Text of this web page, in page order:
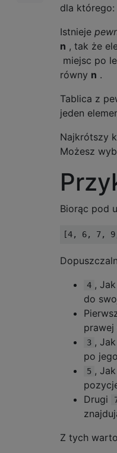
dla którego:
Istnieje
n , tak że
miejsc po
równy n .
Tablica z
jeden
Najkrótszy
Możesz
Biorąc pod
4 ,
do
3 ,
po
5 ,
Drugi
Z tych